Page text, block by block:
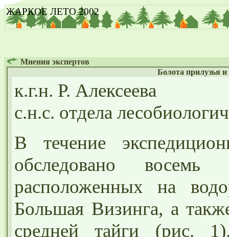
ЖАРКОЕ ЛЕТО 2002
Мнения экспертов
Болота прилузья
к.г.н. Р. Алексеева
с.н.с. отдела
В течение
обследовано восемь
расположенных на
Большая Визинга, а
средней тайги (рис.